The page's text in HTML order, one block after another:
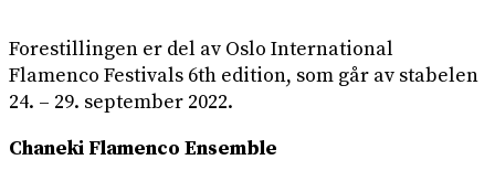
Forestillingen er del av Oslo International
Flamenco Festivals 6th edition, som går av stabelen
24. – 29. september 2022.
Chaneki Flamenco Ensemble